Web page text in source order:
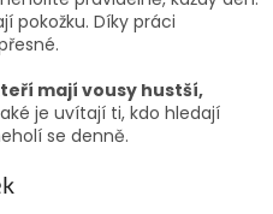
pokožku. Díky práci
mají vousy hustší,
je uvítají ti, kdo hledají
se denně.